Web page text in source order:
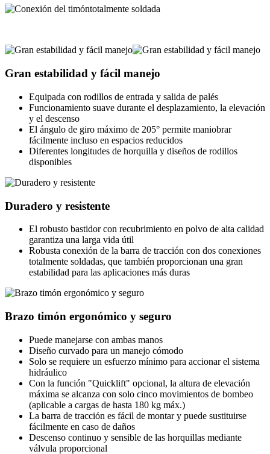
Gran estabilidad y fácil manejo
Equipada con rodillos de entrada y salida de palés
Funcionamiento suave durante el desplazamiento, la elevación
y el descenso
El ángulo de giro máximo de 205° permite maniobrar
fácilmente incluso en espacios reducidos
Diferentes longitudes de horquilla y diseños de rodillos
disponibles
Duradero y resistente
El robusto bastidor con recubrimiento en polvo de alta calidad
garantiza una larga vida útil
Robusta conexión de la barra de tracción con dos conexiones
totalmente soldadas, que también proporcionan una gran
estabilidad para las aplicaciones más duras
Brazo timón ergonómico y seguro
Puede manejarse con ambas manos
Diseño curvado para un manejo cómodo
Solo se requiere un esfuerzo mínimo para accionar el sistema
hidráulico
Con la función "Quicklift" opcional, la altura de elevación
máxima se alcanza con solo cinco movimientos de bombeo
(aplicable a cargas de hasta 180 kg máx.)
La barra de tracción es fácil de montar y puede sustituirse
fácilmente en caso de daños
Descenso continuo y sensible de las horquillas mediante
válvula proporcional